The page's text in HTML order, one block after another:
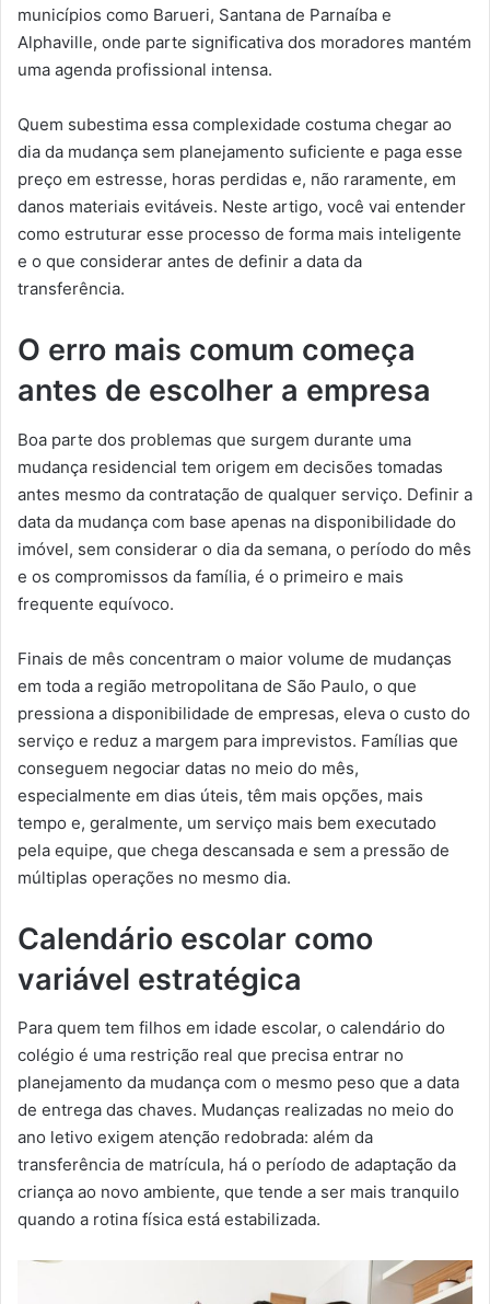
municípios como Barueri, Santana de Parnaíba e
Alphaville, onde parte significativa dos moradores mantém
uma agenda profissional intensa.
Quem subestima essa complexidade costuma chegar ao
dia da mudança sem planejamento suficiente e paga esse
preço em estresse, horas perdidas e, não raramente, em
danos materiais evitáveis. Neste artigo, você vai entender
como estruturar esse processo de forma mais inteligente
e o que considerar antes de definir a data da
transferência.
O erro mais comum começa
antes de escolher a empresa
Boa parte dos problemas que surgem durante uma
mudança residencial tem origem em decisões tomadas
antes mesmo da contratação de qualquer serviço. Definir a
data da mudança com base apenas na disponibilidade do
imóvel, sem considerar o dia da semana, o período do mês
e os compromissos da família, é o primeiro e mais
frequente equívoco.
Finais de mês concentram o maior volume de mudanças
em toda a região metropolitana de São Paulo, o que
pressiona a disponibilidade de empresas, eleva o custo do
serviço e reduz a margem para imprevistos. Famílias que
conseguem negociar datas no meio do mês,
especialmente em dias úteis, têm mais opções, mais
tempo e, geralmente, um serviço mais bem executado
pela equipe, que chega descansada e sem a pressão de
múltiplas operações no mesmo dia.
Calendário escolar como
variável estratégica
Para quem tem filhos em idade escolar, o calendário do
colégio é uma restrição real que precisa entrar no
planejamento da mudança com o mesmo peso que a data
de entrega das chaves. Mudanças realizadas no meio do
ano letivo exigem atenção redobrada: além da
transferência de matrícula, há o período de adaptação da
criança ao novo ambiente, que tende a ser mais tranquilo
quando a rotina física está estabilizada.